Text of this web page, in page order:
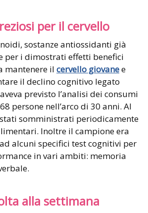
per il cervello
sostanze antiossidanti già
per i dimostrati effetti benefici
mantenere il cervello giovanee
il declino cognitivo legato
previsto l’analisi dei consumi
persone nell’arco di 30 anni. Al
somministrati periodicamente
Inoltre il campione era
alcuni specifici test cognitivi per
in vari ambiti: memoria
alla settimana